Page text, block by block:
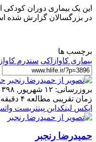
این یک بیماری دوران
در بزرگسالان گزارش شده
برچسب ها
بیماری کاوازاکی سندرم
بروزرسانی: ۱۲ شهریور, ۱۳۹۸
زمان تقریبی مطالعه ۴ دقیقه
ایکس لینکداین پینتریست
حمیدرضا رنجبر